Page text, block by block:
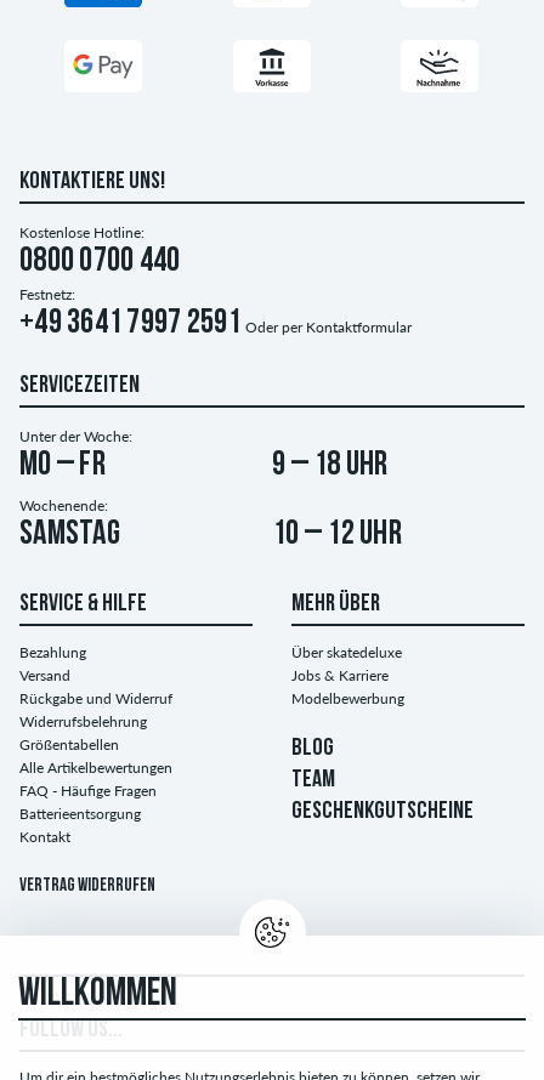
KONTAKTIERE UNS!
Kostenlose Hotline:
0800 0700 440
Festnetz:
+49 3641 7997 2591 Oder per Kontaktformular
SERVICEZEITEN
Unter der Woche:
Mo – Fr 9 – 18 Uhr
Wochenende:
Samstag 10 – 12 Uhr
SERVICE & HILFE
Bezahlung
Versand
Rückgabe und Widerruf
Widerrufsbelehrung
Größentabellen
Alle Artikelbewertungen
FAQ - Häufige Fragen
Batterieentsorgung
Kontakt
Vertrag widerrufen
MEHR ÜBER
Über skatedeluxe
Jobs & Karriere
Modelbewerbung
BLOG
TEAM
GESCHENKGUTSCHEINE
WILLKOMMEN